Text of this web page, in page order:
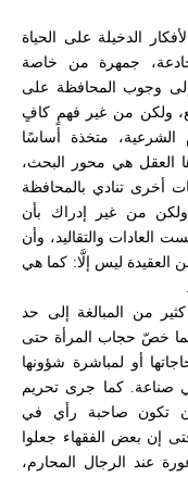
الدخيلة على الحياة
جمهرة من خاصة
وجوب المحافظة على
ولكن من غير فهمٍ كافٍ
الشرعية، متخذة أساسًا
العقل هي محور البحث،
أخرى تنادي بالمحافظة
ولكن من غير إدراك بأن
العادات والتقاليد، وأن
العقيدة ليس إلَّا: كما هي
من المبالغة إلى حد
خصّ حجاب المرأة حتى
أو لمباشرة شؤونها
صناعة. كما جرى تحريم
أن تكون صاحبة رأي في
إن بعض الفقهاء جعلوا
عند الرجال المحارم،